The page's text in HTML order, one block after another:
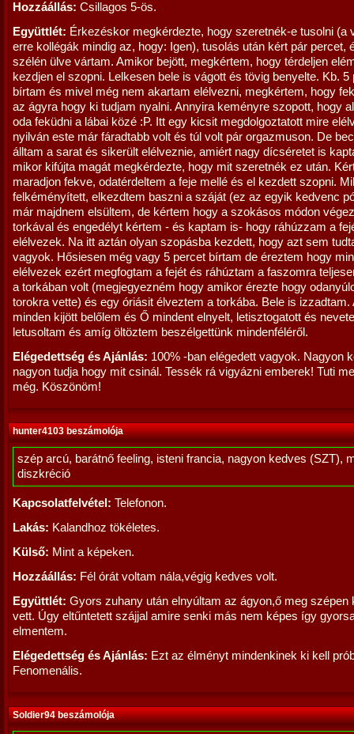
Hozzáállás: Csillagos 5-ös.
Együttlét: Érkezéskor megkérdezte, hogy szeretnék-e tusolni (a
erre kollégák mindig az, hogy: Igen), tusolás után kért pár percet,
szélén ülve vártam. Amikor bejött, megkértem, hogy térdeljen
kezdjen el szopni. Lelkesen bele is vágott és tövig benyelte. Kb. 5
bírtam és mivel még nem akartam elélvezni, megkértem, hogy
az ágyra hogy ki tudjam nyalni. Annyira keményre szopott, hogy
oda feküdni a lábai közé :P. Itt egy kicsit megdolgoztatott mire
nyilván este már fáradtabb volt és túl volt pár orgazmuson. De
álltam a sarat és sikerült elélveznie, amiért nagy dícséretet is
mikor kifújta magát megkérdezte, hogy mit szeretnék ez után.
maradjon fekve, odatérdeltem a feje mellé és el kezdett szopni.
felkéményített, elkezdtem baszni a száját (ez az egyik kedvenc
már majdnem elsültem, de kértem hogy a szokásos módon
torkával és engedélyt kértem - és kaptam is- hogy ráhúzzam a
elélvezek. Na itt aztán olyan szopásba kezdett, hogy azt sem
vagyok. Hősiesen még vagy 5 percet bírtam de éreztem hogy
elélvezek ezért megfogtam a fejét és ráhúztam a faszomra
a torkában volt (megjegyezném hogy amikor érezte hogy
torokra vette) és egy óriásit élveztem a torkába. Bele is izzadtam.
minden kijött belőlem és Ő mindent elnyelt, letisztogatott és
letusoltam és amíg öltöztem beszélgettünk mindenféléről.
Elégedettség és Ajánlás: 100% -ban elégedett vagyok. Nagyon
nagyon tudja hogy mit csinál. Tessék rá vigyázni emberek! Tuti
még. Köszönöm!
hunter4103 beszámolója
szép arcú, barátnő feeling, isteni francia, nagyon kedves (SZT),
diszkréció
Kapcsolatfelvétel: Telefonon.
Lakás: Kalandhoz tökéletes.
Külső: Mint a képeken.
Hozzáállás: Fél órát voltam nála,végig kedves volt.
Együttlét: Gyors zuhany után elnyúltam az ágyon,ő meg szépen
vett. Úgy eltűntetett szájjal amire senki más nem képes így
elmentem.
Elégedettség és Ajánlás: Ezt az élményt mindenkinek ki kell
Fenomenális.
Soldier94 beszámolója